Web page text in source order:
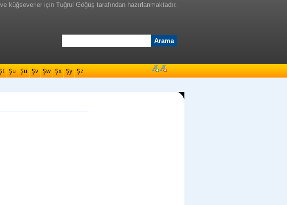
küğseverler için Tuğrul Göğüş tarafından hazırlanmaktadır.
Şu Şü Şv Şw Şx Şy Şz